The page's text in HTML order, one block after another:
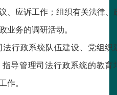
、应诉工作；组织有关法律、
业务的调研活动。
行政系统队伍建设、党组织
导管理司法行政系统的教育
作。